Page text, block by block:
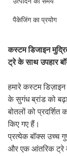
पैकेजिंग का प्रयोग
कस्टम डिजाइन
ट्रे के साथ उपहार
हमारे कस्टम
के सुगंध ब्रांड को
बोतलों को
किए गए हैं।
प्रत्येक बॉक्स उच्च
और एक आंतरिक ट्रे के